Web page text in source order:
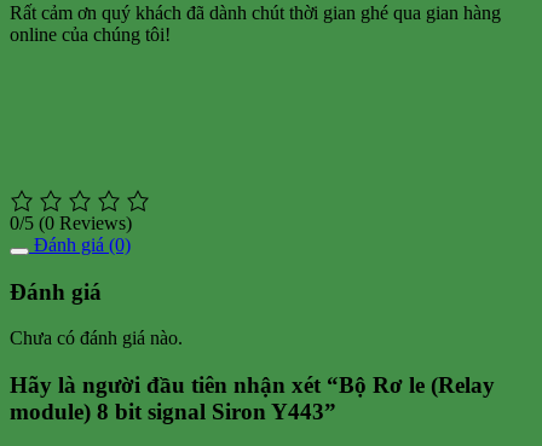
Rất cảm ơn quý khách đã dành chút thời gian ghé qua gian hàng
online của chúng tôi!
0/5 (0 Reviews)
Đánh giá (0)
Đánh giá
Chưa có đánh giá nào.
Hãy là người đầu tiên nhận xét “Bộ Rơ le (Relay
module) 8 bit signal Siron Y443”